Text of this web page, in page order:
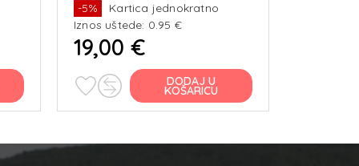
-5%
Kartica jednokratno
Iznos uštede: 0.95 €
19,00 €
DODAJ U
KOŠARICU